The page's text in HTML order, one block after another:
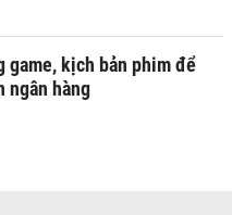
game, kịch bản phim để
ngân hàng